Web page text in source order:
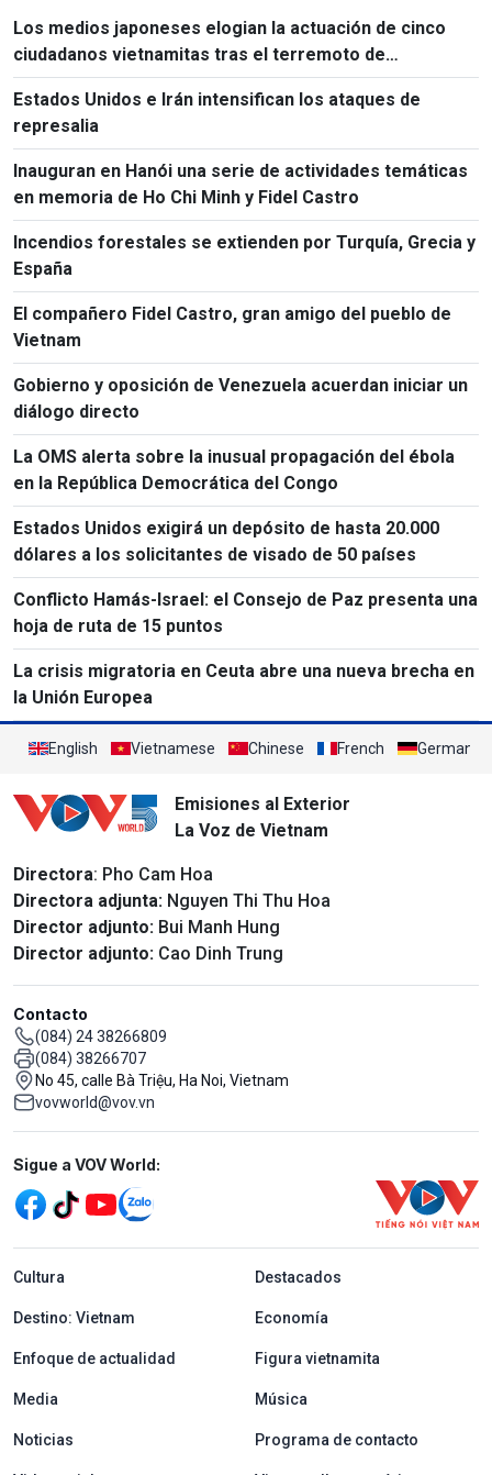
Los medios japoneses elogian la actuación de cinco
ciudadanos vietnamitas tras el terremoto de
Kumamoto
Estados Unidos e Irán intensifican los ataques de
represalia
Inauguran en Hanói una serie de actividades temáticas
en memoria de Ho Chi Minh y Fidel Castro
Incendios forestales se extienden por Turquía, Grecia y
España
El compañero Fidel Castro, gran amigo del pueblo de
Vietnam
Gobierno y oposición de Venezuela acuerdan iniciar un
diálogo directo
La OMS alerta sobre la inusual propagación del ébola
en la República Democrática del Congo
Estados Unidos exigirá un depósito de hasta 20.000
dólares a los solicitantes de visado de 50 países
Conflicto Hamás-Israel: el Consejo de Paz presenta una
hoja de ruta de 15 puntos
La crisis migratoria en Ceuta abre una nueva brecha en
la Unión Europea
English Vietnamese Chinese French German
Emisiones al Exterior
La Voz de Vietnam
Directora: Pho Cam Hoa
Directora adjunta: Nguyen Thi Thu Hoa
Director adjunto: Bui Manh Hung
Director adjunto: Cao Dinh Trung
Contacto
(084) 24 38266809
(084) 38266707
No 45, calle Bà Triệu, Ha Noi, Vietnam
vovworld@vov.vn
Mạng xã hội
Sigue a VOV World:
menu footer tiếng Tây ban nha
Cultura Destacados
Destino: Vietnam Economía
Enfoque de actualidad Figura vietnamita
Media Música
Noticias Programa de contacto